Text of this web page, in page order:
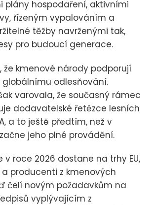
plány hospodaření, aktivními
řízeným vypalováním a
těžby navrženými tak,
pro budoucí generace.
že kmenové národy podporují
globálnímu odlesňování.
varovala, že současný rámec
dodavatelské řetězce lesních
a to ještě předtím, než v
jeho plné provádění.
v roce 2026 dostane na trhy EU,
a producenti z kmenových
čelí novým požadavkům na
vyplývajícím z